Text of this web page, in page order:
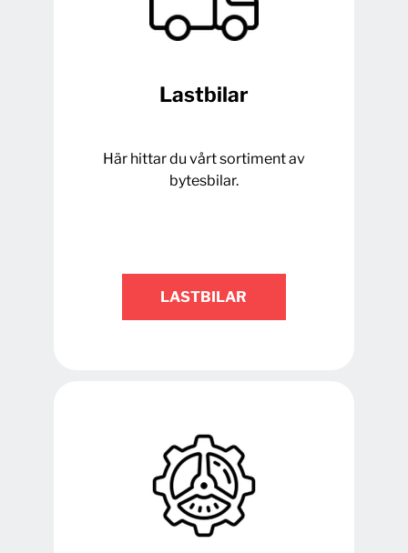
Lastbilar
Här hittar du vårt sortiment av
bytesbilar.
LASTBILAR